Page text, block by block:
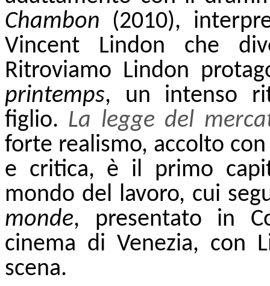
Chambon (2010),
Vincent Lindon che
Ritroviamo Lindon
printemps, un intenso
figlio. La legge del
forte realismo, accolto
e critica, è il primo
mondo del lavoro, cui
monde, presentato in
cinema di Venezia, con
scena.